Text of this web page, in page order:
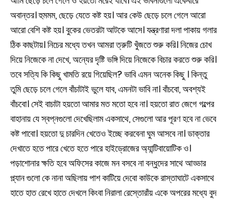
অবান্তর। হুমমম, ছেড়ে যেতে কষ্ট হয়। আর কেউ ছেড়ে চলে গেলে আরো
আরো বেশি কষ্ট হয়। বুকের ভেতরটা আটকে আসে। যন্ত্রণারা দলা পাকায় গলার
ঠিক কাছটায়। নিচের মধ্যে তখন আমরা ত্রুটি খুঁজতে শুরু করি। নিজের চোখ
দিয়ে নিজেকে না দেখে, অন্যের দৃষ্টি ভঙ্গি দিয়ে নিজেকে বিচার করতে শুরু করি।
তবে সত্যি কি কিছু খামতি রয়ে গিয়েছিল? ভাবি এমন অনেক কিছু । কিন্তু
তুমি ছেড়ে চলে গেলে বাঁচাটাই ভুলে যাব, এমনটা ভাবি না। বাঁচবো, অবশ্যই
বাঁচবো। সেই বাচাটা হয়তো আমার মত মতো হবে না। হয়তো রাত জেগে গল্পের
বাহানায় যে স্বপ্নগুলো দেখেছিলাম একসাথে, সেগুলো আর পূরণ হবে না ভেবে
কষ্ট পাবো। হয়তো দু চারদিন খেতেও ইচ্ছে করবেনা ঘুম আসবে না। ডাক্তার
দেখাতে হতে পারে খেতে হতে পারে হাইড্রোজের অ্যান্টিবায়োটিক ও।
পড়াশোনার ক্ষতি হবে অফিসের কাজে মন বসবে না বন্ধুদের সাথে আড্ডার
প্ল্যান গুলো কে নানা অছিলায় পাশ কাটিয়ে দেবো কাউকে রাস্তাঘাটে একসাথে
হাতে হাত রেখে হাতে দেখলে কিংবা নিরালা রেস্তোরাঁয় একে অপরের মধ্যে বুদ